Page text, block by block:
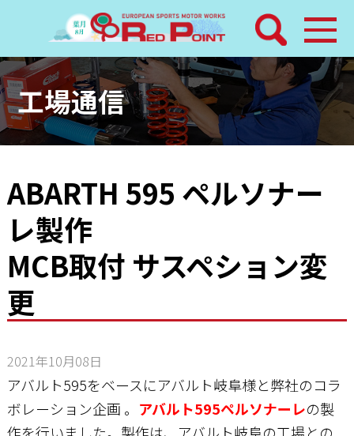
検索
ホーム
トピックス
レッドポイントパーツ
その他サービス
店舗案内
工場通信
工場通信
ABARTH 595 ペルソナー
レ製作
MCB取付 サスペション変
更
2021年10月08日
アバルト595をベースにアバルト岐阜様と弊社のコラ
ボレーション企画 。 アバルト595ペルソナーレの製